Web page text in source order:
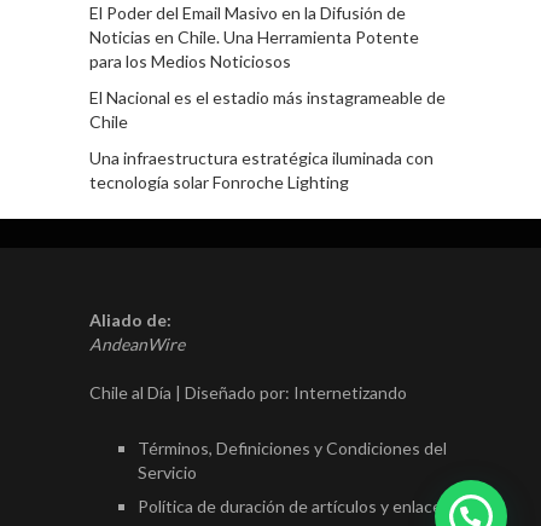
El Poder del Email Masivo en la Difusión de
Noticias en Chile. Una Herramienta Potente
para los Medios Noticiosos
El Nacional es el estadio más instagrameable de
Chile
Una infraestructura estratégica iluminada con
tecnología solar Fonroche Lighting
Aliado de:
AndeanWire
Chile al Día | Diseñado por: Internetizando
Términos, Definiciones y Condiciones del
Servicio
Política de duración de artículos y enlaces